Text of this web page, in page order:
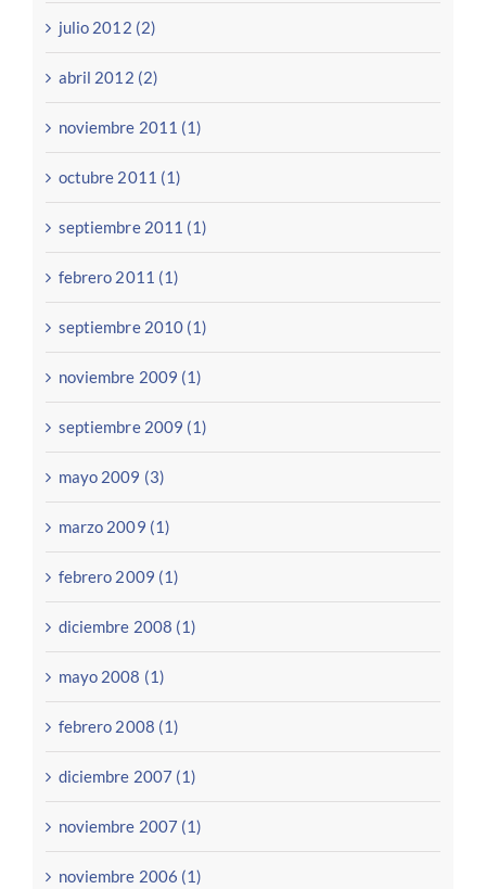
julio 2012 (2)
abril 2012 (2)
noviembre 2011 (1)
octubre 2011 (1)
septiembre 2011 (1)
febrero 2011 (1)
septiembre 2010 (1)
noviembre 2009 (1)
septiembre 2009 (1)
mayo 2009 (3)
marzo 2009 (1)
febrero 2009 (1)
diciembre 2008 (1)
mayo 2008 (1)
febrero 2008 (1)
diciembre 2007 (1)
noviembre 2007 (1)
noviembre 2006 (1)